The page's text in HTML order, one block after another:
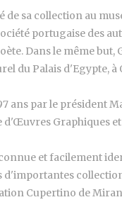
de sa collection au
portugaise des
Dans le même
du Palais d'Egypte, à
ans par le président
d'Œuvres Graphiques
et facilement
d'importantes
Cupertino de